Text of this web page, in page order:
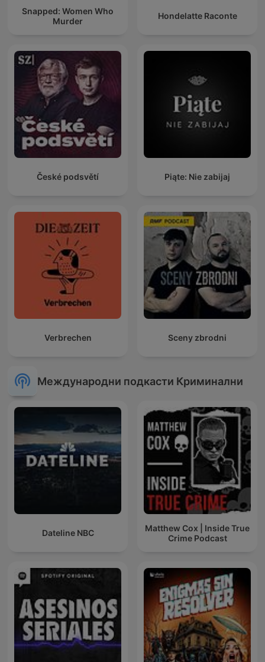
Snapped: Women Who
Murder
Hondelatte Raconte
České podsvětí Piąte: Nie zabijaj
Verbrechen Sceny zbrodni
Международни подкасти Криминални
Dateline NBC
Matthew Cox | Inside True
Crime Podcast